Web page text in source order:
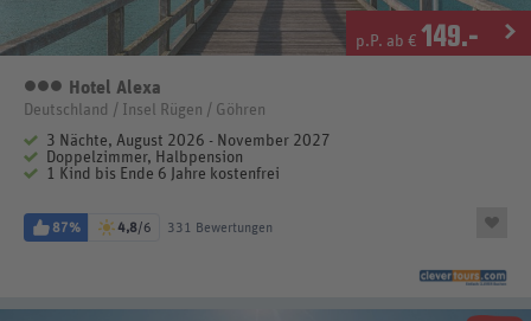
p.P. ab € 149.-
3 Sterne
Hotel Alexa
Deutschland / Insel Rügen / Göhren
3 Nächte, August 2026 - November 2027
Doppelzimmer, Halbpension
1 Kind bis Ende 6 Jahre kostenfrei
87% 4,8/6 331 Bewertungen